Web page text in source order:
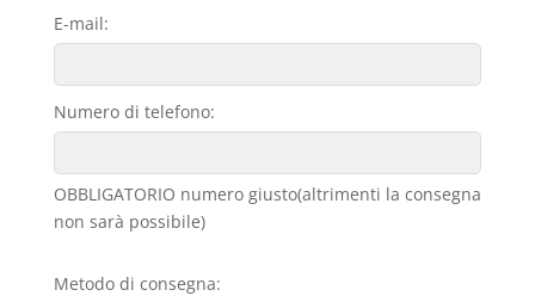
E-mail:
Numero di telefono:
OBBLIGATORIO numero giusto(altrimenti la consegna
non sarà possibile)
Metodo di consegna: